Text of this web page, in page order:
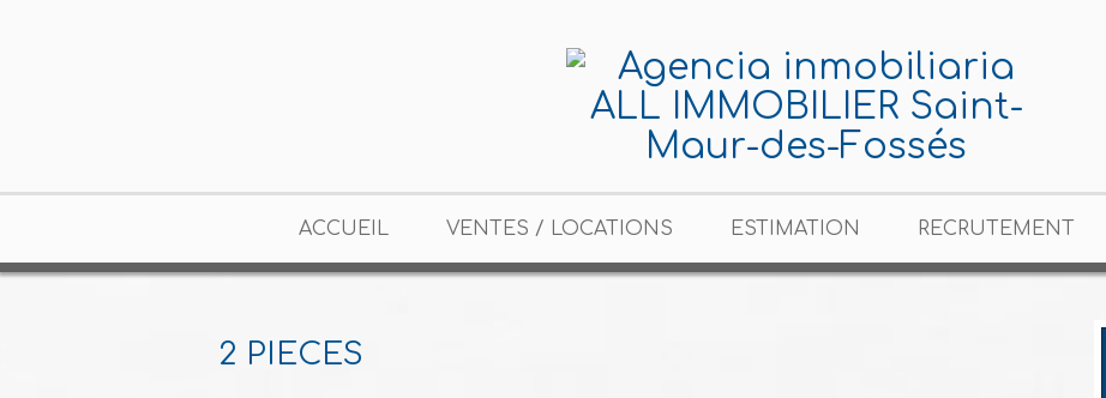
ACCUEIL VENTES / LOCATIONS ESTIMATION RECRUTEMENT
2 PIECES